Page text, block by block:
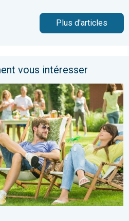
Plus d'articles
vous intéresser
estivale. Tendance météo à 14